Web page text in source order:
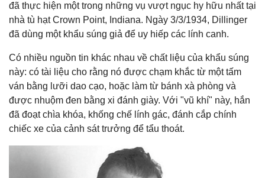
đã thực hiện một trong những vụ vượt ngục hy hữu nhất tại
nhà tù hạt Crown Point, Indiana. Ngày 3/3/1934, Dillinger
đã dùng một khẩu súng giả để uy hiếp các lính canh.
Có nhiều nguồn tin khác nhau về chất liệu của khẩu súng
này: có tài liệu cho rằng nó được chạm khắc từ một tấm
ván bằng lưỡi dao cạo, hoặc làm từ bánh xà phòng và
được nhuộm đen bằng xi đánh giày. Với "vũ khí" này, hắn
đã đoạt chìa khóa, khống chế lính gác, đánh cắp chính
chiếc xe của cảnh sát trưởng để tẩu thoát.